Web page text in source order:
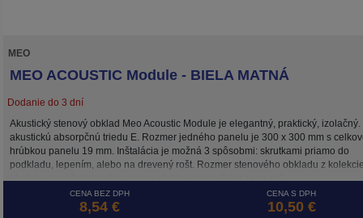
MEO
MEO ACOUSTIC Module - BIELA MATNÁ
Dodanie do 3 dní
Akustický stenový obklad Meo Acoustic Module je elegantný, praktický, izolačný.
akustickú absorpčnú triedu E. Rozmer jedného panelu je 300 x 300 mm s
hrúbkou panelu 19 mm. Inštalácia je možná 3 spôsobmi: skrutkami priamo do
podkladu, lepením, alebo na drevený rošt. Rozmer stenového obkladu z
CENA BEZ DPH
8,54 €
CENA S DPH
10,50 €